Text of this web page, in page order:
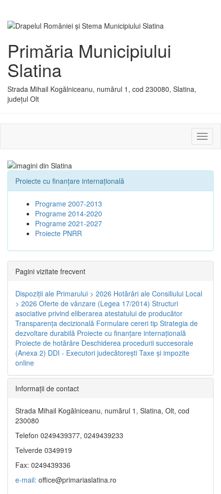
Primăria Municipiului
Slatina
Strada Mihail Kogălniceanu, numărul 1, cod 230080, Slatina,
județul Olt
sau
Proiecte cu finanţare internaţională
Programe 2007-2013
Programe 2014-2020
Programe 2021-2027
Proiecte PNRR
Pagini vizitate frecvent
Dispoziţii ale Primarului > 2026 Hotărâri ale Consiliului Local
> 2026 Oferte de vânzare (Legea 17/2014) Structuri
asociative privind eliberarea atestatului de producător
Transparenţa decizională Formulare cereri tip Strategia de
dezvoltare durabilă Proiecte cu finanţare internaţională
Proiecte de hotărâre Deschiderea procedurii succesorale
(Anexa 2) DDI - Executori judecătorești Taxe şi impozite
online
Informaţii de contact
Strada Mihail Kogălniceanu, numărul 1, Slatina, Olt, cod
230080
Telefon 0249439377, 0249439233
Telverde 0349919
Fax: 0249439336
e-mail: office@primariaslatina.ro